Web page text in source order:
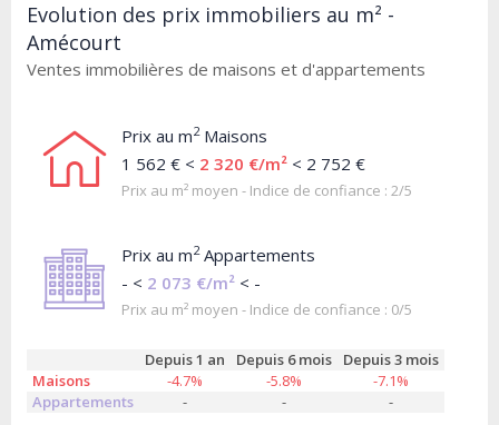
Evolution des prix immobiliers au m² -
Amécourt
Ventes immobilières de maisons et d'appartements
Prix au m2Maisons
1 562 € < 2 320 €/m² < 2 752 €
Prix au m² moyen - Indice de confiance : 2/5
Prix au m2Appartements
- < 2 073 €/m² < -
Prix au m² moyen - Indice de confiance : 0/5
Depuis 1 an Depuis 6 mois
Depuis 3 mois
Maisons
-4.7% -5.8%
-7.1%
Appartements
- - -